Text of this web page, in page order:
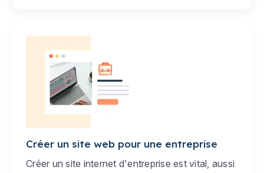
Créer un site web pour une entreprise
Créer un site internet d'entreprise est vital, aussi